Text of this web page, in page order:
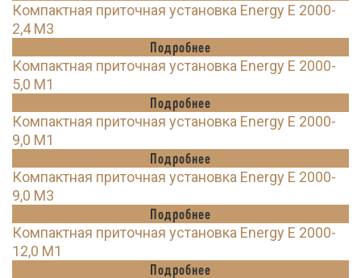
Компактная приточная установка Energy E 2000-
2,4 M3
Подробнее
Компактная приточная установка Energy E 2000-
5,0 M1
Подробнее
Компактная приточная установка Energy E 2000-
9,0 M1
Подробнее
Компактная приточная установка Energy E 2000-
9,0 M3
Подробнее
Компактная приточная установка Energy E 2000-
12,0 M1
Подробнее